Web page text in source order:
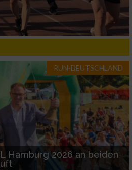
RUN-DEUTSCHLAND
Hamburg 2026 an beiden